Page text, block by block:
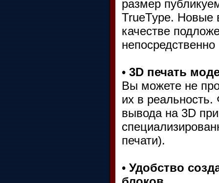
размер
TrueType. Новые
качестве
• 3D печать
Вы можете не
их в реальность.
вывода на 3D
печати).
• Удобство